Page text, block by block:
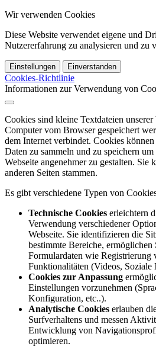
Wir verwenden Cookies
Diese Website verwendet eigene und
Nutzererfahrung zu analysieren und zu
Einstellungen Einverstanden
Cookies-Richtlinie
Informationen zur Verwendung von
Cookies sind kleine Textdateien
Computer vom Browser gespeichert
dem Internet verbindet. Cookies
Daten zu sammeln und zu speichern
Webseite angenehmer zu gestalten. Sie
anderen Seiten stammen.
Es gibt verschiedene Typen von
Technische Cookies erleichtern
Verwendung verschiedener
Webseite. Sie identifizieren die
bestimmte Bereiche, ermöglichen
Formulardaten wie Registrierung
Funktionalitäten (Videos, Soziale
Cookies zur Anpassung
Einstellungen vorzunehmen
Konfiguration, etc..).
Analytische Cookies erlauben
Surfverhaltens und messen
Entwicklung von
optimieren.